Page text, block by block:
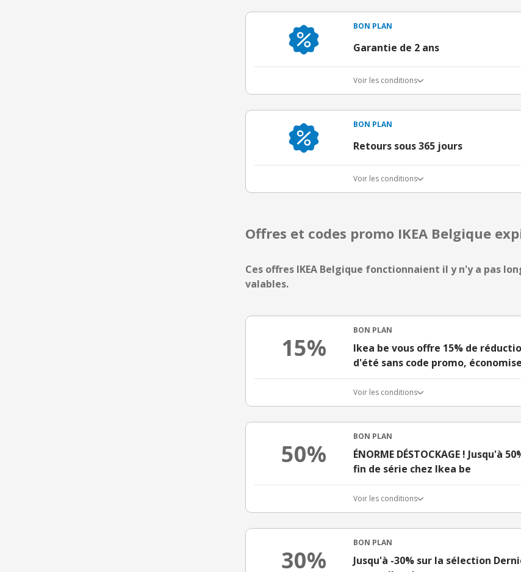
BON PLAN
Garantie de 2 ans
Voir les conditions
BON PLAN
Retours sous 365 jours
Voir les conditions
Offres et codes promo IKEA Belgique
Ces offres IKEA Belgique fonctionnaient il y n'y a pas
valables.
15%
BON PLAN
Ikea be vous offre 15% de
d'été sans code promo,
Voir les conditions
50%
BON PLAN
ÉNORME DÉSTOCKAGE ! Jusqu'à
fin de série chez Ikea be
Voir les conditions
30%
BON PLAN
Jusqu'à -30% sur la sélection